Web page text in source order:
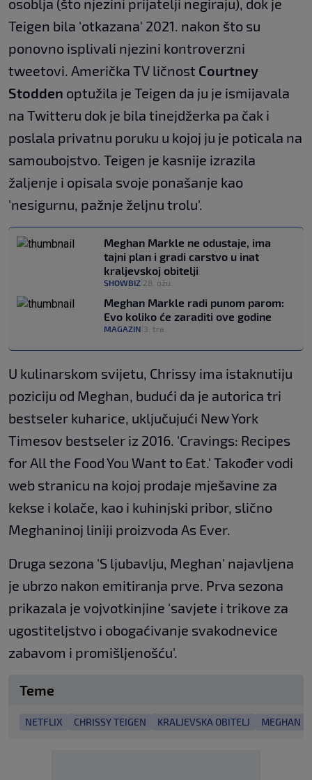
osoblja (što njezini prijatelji negiraju), dok je
Teigen bila 'otkazana' 2021. nakon što su
ponovno isplivali njezini kontroverzni
tweetovi. Američka TV ličnost Courtney
Stodden optužila je Teigen da ju je ismijavala
na Twitteru dok je bila tinejdžerka pa čak i
poslala privatnu poruku u kojoj ju je poticala na
samoubojstvo. Teigen je kasnije izrazila
žaljenje i opisala svoje ponašanje kao
'nesigurnu, pažnje željnu trolu'.
Meghan Markle ne odustaje, ima
tajni plan i gradi carstvo u inat
kraljevskoj obitelji
SHOWBIZ 28. ožu.
Meghan Markle radi punom parom:
Evo koliko će zaraditi ove godine
MAGAZIN 3. tra.
U kulinarskom svijetu, Chrissy ima istaknutiju
poziciju od Meghan, budući da je autorica tri
bestseler kuharice, uključujući New York
Timesov bestseler iz 2016. 'Cravings: Recipes
for All the Food You Want to Eat.' Također vodi
web stranicu na kojoj prodaje mješavine za
kekse i kolače, kao i kuhinjski pribor, slično
Meghaninoj liniji proizvoda As Ever.
Druga sezona 'S ljubavlju, Meghan' najavljena
je ubrzo nakon emitiranja prve. Prva sezona
prikazala je vojvotkinjine 'savjete i trikove za
ugostiteljstvo i obogaćivanje svakodnevice
zabavom i promišljenošću'.
Teme
NETFLIX CHRISSY TEIGEN KRALJEVSKA OBITELJ MEGHAN